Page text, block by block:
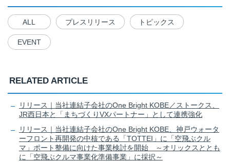
ALL プレスリリース トピックス
EVENT
RELATED ARTICLE
リリース｜当社連結子会社のOne Bright KOBE／ストークス、
JR西日本と「まちづくりVXパートナー」として連携強化
リリース｜当社連結子会社のOne Bright KOBE、神戸ウォータ
ーフロント再開発の中核である「TOTTEI」に「空飛ぶクル
マ」ポート整備に向けた事業検討を開始 ～オリックスととも
に「空飛ぶクルマ事業化準備事業」に採択～